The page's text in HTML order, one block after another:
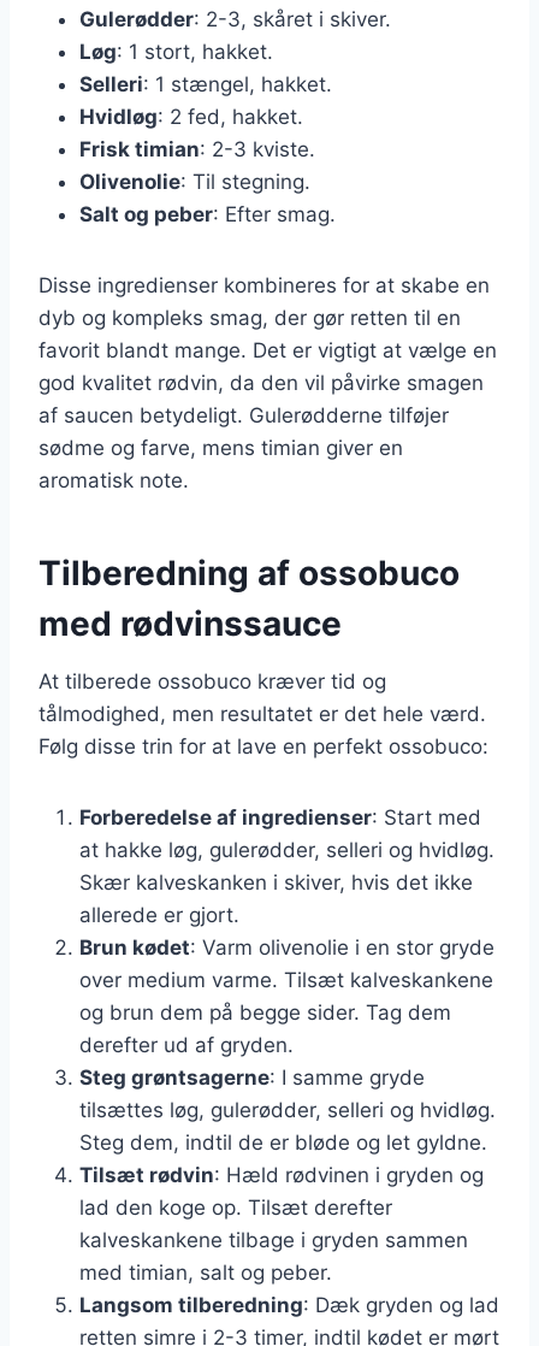
Gulerødder: 2-3, skåret i skiver.
Løg: 1 stort, hakket.
Selleri: 1 stængel, hakket.
Hvidløg: 2 fed, hakket.
Frisk timian: 2-3 kviste.
Olivenolie: Til stegning.
Salt og peber: Efter smag.
Disse ingredienser kombineres for at skabe en
dyb og kompleks smag, der gør retten til en
favorit blandt mange. Det er vigtigt at vælge en
god kvalitet rødvin, da den vil påvirke smagen
af saucen betydeligt. Gulerødderne tilføjer
sødme og farve, mens timian giver en
aromatisk note.
Tilberedning af ossobuco
med rødvinssauce
At tilberede ossobuco kræver tid og
tålmodighed, men resultatet er det hele værd.
Følg disse trin for at lave en perfekt ossobuco:
Forberedelse af ingredienser: Start med
at hakke løg, gulerødder, selleri og hvidløg.
Skær kalveskanken i skiver, hvis det ikke
allerede er gjort.
Brun kødet: Varm olivenolie i en stor gryde
over medium varme. Tilsæt kalveskankene
og brun dem på begge sider. Tag dem
derefter ud af gryden.
Steg grøntsagerne: I samme gryde
tilsættes løg, gulerødder, selleri og hvidløg.
Steg dem, indtil de er bløde og let gyldne.
Tilsæt rødvin: Hæld rødvinen i gryden og
lad den koge op. Tilsæt derefter
kalveskankene tilbage i gryden sammen
med timian, salt og peber.
Langsom tilberedning: Dæk gryden og lad
retten simre i 2-3 timer, indtil kødet er mørt